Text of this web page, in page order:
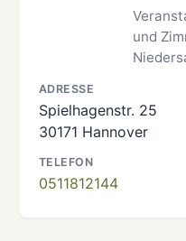
und
ADRESSE
Spielhagenstr. 25
30171 Hannover
TELEFON
0511812144